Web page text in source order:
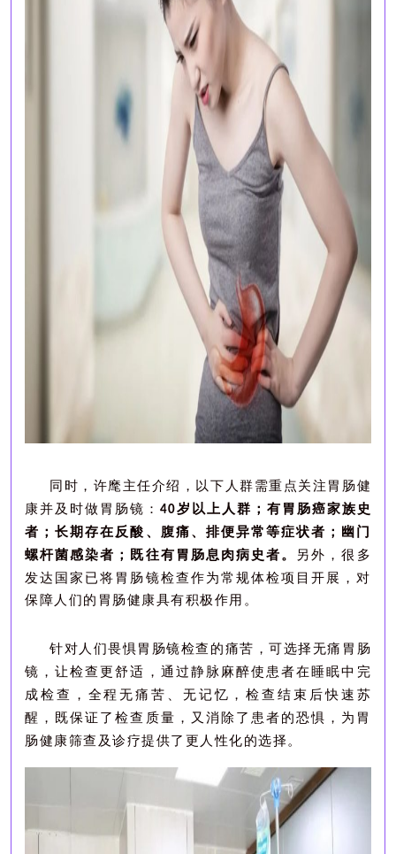
同时，许麾主任介绍， 以下人群需重点关注胃肠健
康并及时做胃肠镜： 40岁以上人群；有胃肠癌家族史
者；长期存在反酸、腹痛、排便异常等症状者；幽门
螺杆菌感染者；既往有胃肠息肉病史者。
另外，很多
发达国家已将胃肠镜检查作为常规体检项目开展，对
保障人们的胃肠健康具有积极作用。
针对人们畏惧胃肠镜检查的痛苦，可选择无痛胃肠
镜 ，让检查更舒适，通过静脉麻醉使患者在睡眠中完
成检查，全程无痛苦、无记忆，检查结束后快速苏
醒，既保证了检查质量，又消除了患者的恐惧，为胃
肠健康筛查 及诊疗提供了更人性化的选择。